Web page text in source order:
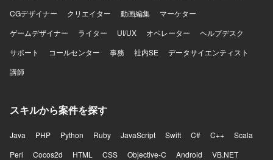
CGデザイナー
クリエイター 動画編集
マーケター
ゲームデザイナー
ライター UI/UX オペレーター
ヘルプデスク
サポート
コールセンター 事務 社内SE
データサイエンティスト
講師
スキルから案件を探す
Java PHP Python Ruby JavaScript Swift C# C++
Scala
Perl
Cocos2d HTML CSS Objective-C Android
VB.NET